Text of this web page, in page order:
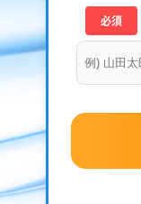
必須